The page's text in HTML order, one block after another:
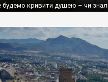
будемо кривити душею – чи